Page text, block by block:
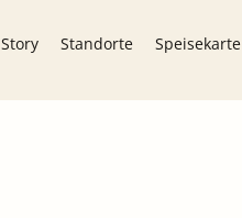
Story Standorte Speisekarte